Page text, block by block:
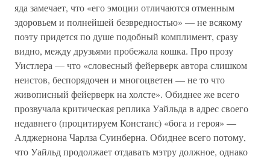
яда замечает, что «его эмоции отличаются отменным
здоровьем и полнейшей безвредностью» — не всякому
поэту придется по душе подобный комплимент, сразу
видно, между друзьями пробежала кошка. Про прозу
Уистлера — что «словесный фейерверк автора слишком
неистов, беспорядочен и многоцветен — не то что
живописный фейерверк на холсте». Обиднее же всего
прозвучала критическая реплика Уайльда в адрес своего
недавнего (процитируем Констанс) «бога и героя» —
Алджернона Чарлза Суинберна. Обиднее всего потому,
что Уайльд продолжает отдавать мэтру должное, однако